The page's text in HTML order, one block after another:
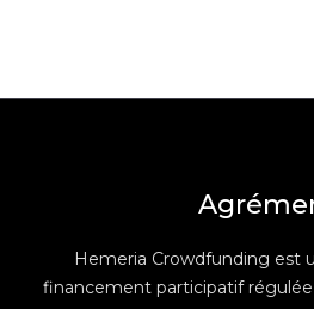
Hemeria Crowdfunding est
financement participatif régulée